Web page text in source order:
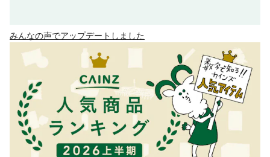
みんなの声でアップデートしました